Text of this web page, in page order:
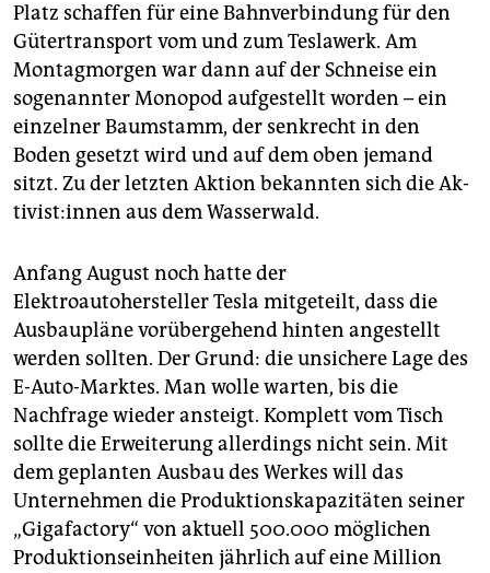
Platz schaffen für eine Bahnverbindung für den
Gütertransport vom und zum Teslawerk. Am
Montagmorgen war dann auf der Schneise ein
sogenannter Monopod aufgestellt worden – ein
einzelner Baumstamm, der senkrecht in den
Boden gesetzt wird und auf dem oben jemand
sitzt. Zu der letzten Aktion bekannten sich die Ak­
ti­vis­t:in­nen aus dem Wasserwald.
Anfang August noch hatte der
Elektroautohersteller Tesla mitgeteilt, dass die
Ausbaupläne vorübergehend hinten angestellt
werden sollten. Der Grund: die unsichere Lage des
E-Auto-Marktes. Man wolle warten, bis die
Nachfrage wieder ansteigt. Komplett vom Tisch
sollte die Erweiterung allerdings nicht sein. Mit
dem geplanten Ausbau des Werkes will das
Unternehmen die Produktionskapazitäten seiner
„Gigafactory“ von aktuell 500.000 möglichen
Produktionseinheiten jährlich auf eine Million